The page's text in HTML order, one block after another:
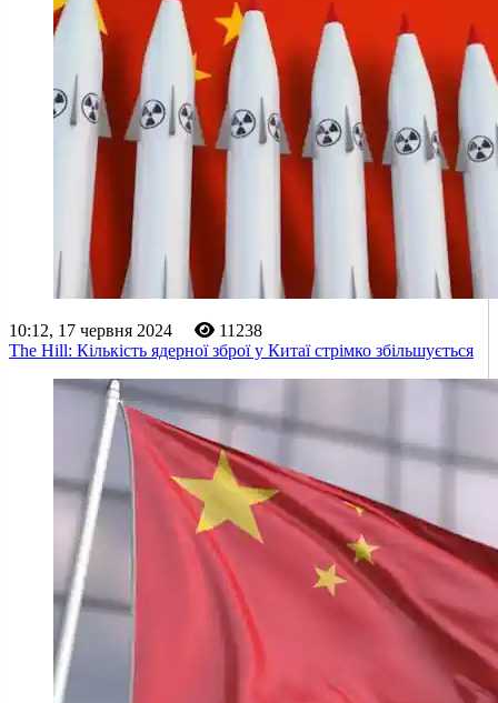
10:12, 17 червня 2024
11238
The Hill: Кількість ядерної зброї у Китаї стрімко збільшується